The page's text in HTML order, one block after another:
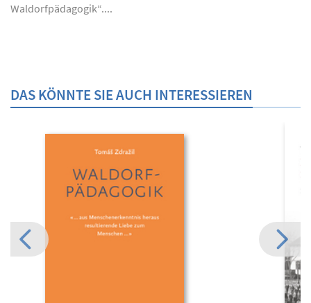
Waldorfpädagogik“....
DAS KÖNNTE SIE AUCH INTERESSIEREN